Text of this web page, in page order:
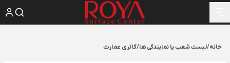
خانه/لیست شعب یا نمایندگی ها/گالری عمارت